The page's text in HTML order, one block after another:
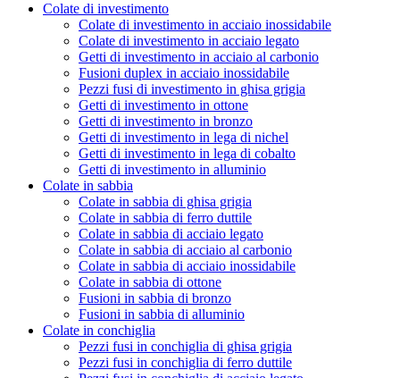
Colate di investimento
Colate di investimento in acciaio inossidabile
Colate di investimento in acciaio legato
Getti di investimento in acciaio al carbonio
Fusioni duplex in acciaio inossidabile
Pezzi fusi di investimento in ghisa grigia
Getti di investimento in ottone
Getti di investimento in bronzo
Getti di investimento in lega di nichel
Getti di investimento in lega di cobalto
Getti di investimento in alluminio
Colate in sabbia
Colate in sabbia di ghisa grigia
Colate in sabbia di ferro duttile
Colate in sabbia di acciaio legato
Colate in sabbia di acciaio al carbonio
Colate in sabbia di acciaio inossidabile
Colate in sabbia di ottone
Fusioni in sabbia di bronzo
Fusioni in sabbia di alluminio
Colate in conchiglia
Pezzi fusi in conchiglia di ghisa grigia
Pezzi fusi in conchiglia di ferro duttile